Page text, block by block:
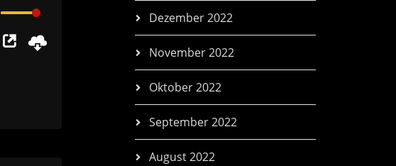
Up/Down
Dezember 2022
November 2022
Oktober 2022
September 2022
August 2022